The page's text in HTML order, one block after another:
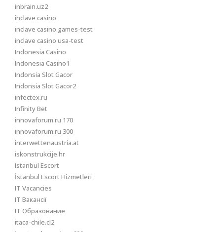
inbrain.uz2
inclave casino
inclave casino games-test
inclave casino usa-test
Indonesia Casino
Indonesia Casino1
Indonsia Slot Gacor
Indonsia Slot Gacor2
infectex.ru
Infinity Bet
innovaforum.ru 170
innovaforum.ru 300
interwettenaustria.at
iskonstrukcije.hr
Istanbul Escort
İstanbul Escort Hizmetleri
IT Vacancies
IT Вакансії
IT Образование
itaca-chile.cl2